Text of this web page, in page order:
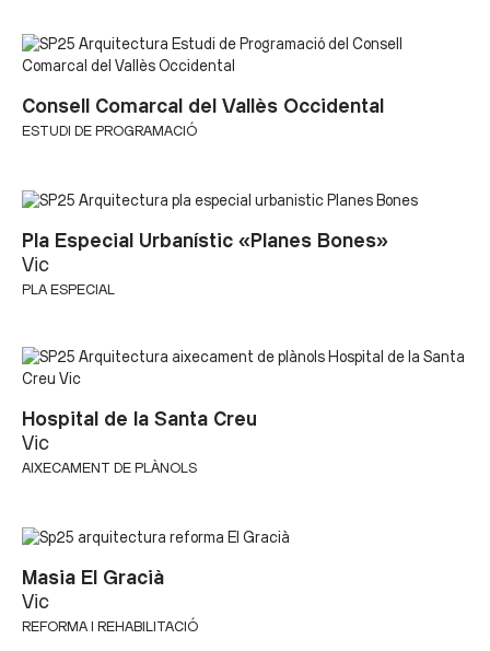
Consell Comarcal del Vallès Occidental
ESTUDI DE PROGRAMACIÓ
Pla Especial Urbanístic «Planes Bones»
Vic
PLA ESPECIAL
Hospital de la Santa Creu
Vic
AIXECAMENT DE PLÀNOLS
Masia El Gracià
Vic
REFORMA I REHABILITACIÓ